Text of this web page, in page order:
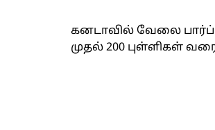
கனடாவில் வேலை
முதல் 200 புள்ளிகள்